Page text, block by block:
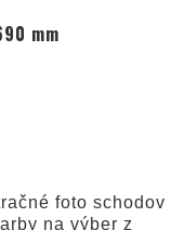
mm
foto schodov
na výber z